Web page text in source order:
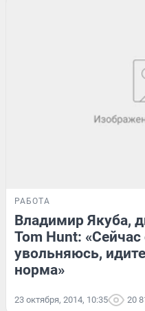
РАБОТА
Владимир Якуба,
Tom Hunt:
увольняюсь,
норма»
23 октября, 2014, 10:35 20